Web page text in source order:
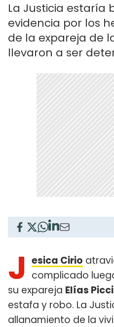
La Justicia estaría
evidencia por los
de la expareja de
llevaron a ser
J esica Cirio
complicado
su expareja Elías
estafa y robo. La
allanamiento de la